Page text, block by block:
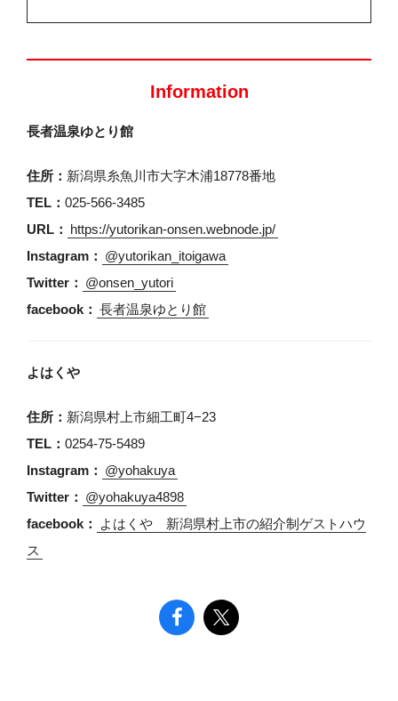
Information
長者温泉ゆとり館
住所： 新潟県糸魚川市大字木浦18778番地
TEL： 025-566-3485
URL： https://yutorikan-onsen.webnode.jp/
Instagram： @yutorikan_itoigawa
Twitter： @onsen_yutori
facebook： 長者温泉ゆとり館
よはくや
住所： 新潟県村上市細工町4−23
TEL： 0254-75-5489
Instagram： @yohakuya
Twitter： @yohakuya4898
facebook：
よはくや 新潟県村上市の紹介制ゲストハウ
ス